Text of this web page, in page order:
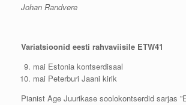
Johan Randvere
Variatsioonid eesti rahvaviisile ETW41
mai Estonia kontserdisaal
mai Peterburi Jaani kirik
Pianist Age Juurikase soolokontserdid sarjas